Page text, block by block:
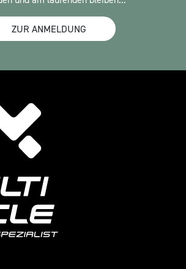
ZUR ANMELDUNG